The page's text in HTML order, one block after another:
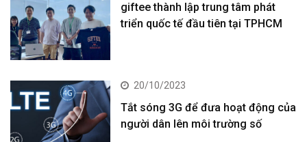
giftee thành lập trung tâm phát
triển quốc tế đầu tiên tại TPHCM
20/10/2023
Tắt sóng 3G để đưa hoạt động của
người dân lên môi trường số